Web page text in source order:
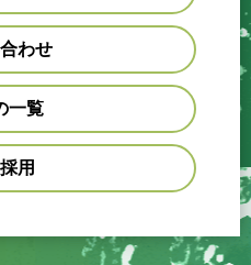
わせ
一覧
用